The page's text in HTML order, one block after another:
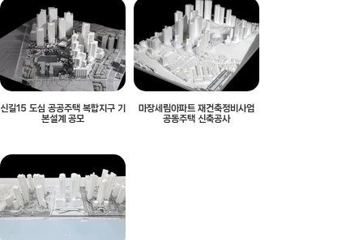
신길15 도심 공공주택 복합지구 기
본설계 공모
마장세림아파트 재건축정비사업
공동주택 신축공사